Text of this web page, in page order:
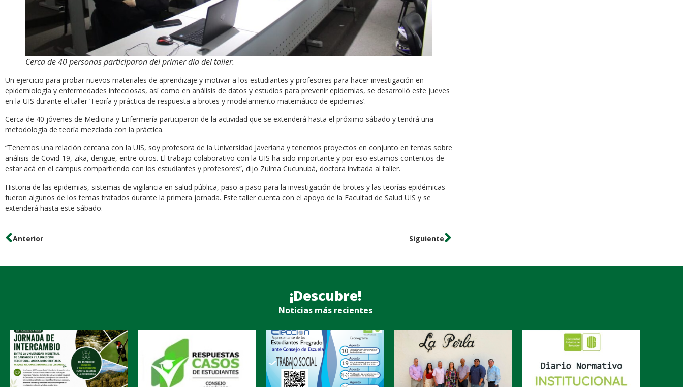
Cerca de 40 personas participaron del primer día del taller.
Un ejercicio para probar nuevos materiales de aprendizaje y motivar a los estudiantes y profesores para hacer investigación en
epidemiología y enfermedades infecciosas, así como en análisis de datos y estudios para prevenir epidemias, se desarrolló este jueves
en la UIS durante el taller ‘Teoría y práctica de respuesta a brotes y modelamiento matemático de epidemias’.
Cerca de 40 jóvenes de Medicina y Enfermería participaron de la actividad que se extenderá hasta el próximo sábado y tendrá una
metodología de teoría mezclada con la práctica.
“Tenemos una relación cercana con la UIS, soy profesora de la Universidad Javeriana y tenemos proyectos en conjunto en temas sobre
análisis de Covid-19, zika, dengue, entre otros. El trabajo colaborativo con la UIS ha sido importante y por eso estamos contentos de
estar acá en el campus compartiendo con los estudiantes y profesores”, dijo Zulma Cucunubá, doctora invitada al taller.
Historia de las epidemias, sistemas de vigilancia en salud pública, paso a paso para la investigación de brotes y las teorías epidémicas
fueron algunos de los temas tratados durante la primera jornada. Este taller cuenta con el apoyo de la Facultad de Salud UIS y se
extenderá hasta este sábado.
Anterior Siguiente
¡Descubre!
Noticias más recientes